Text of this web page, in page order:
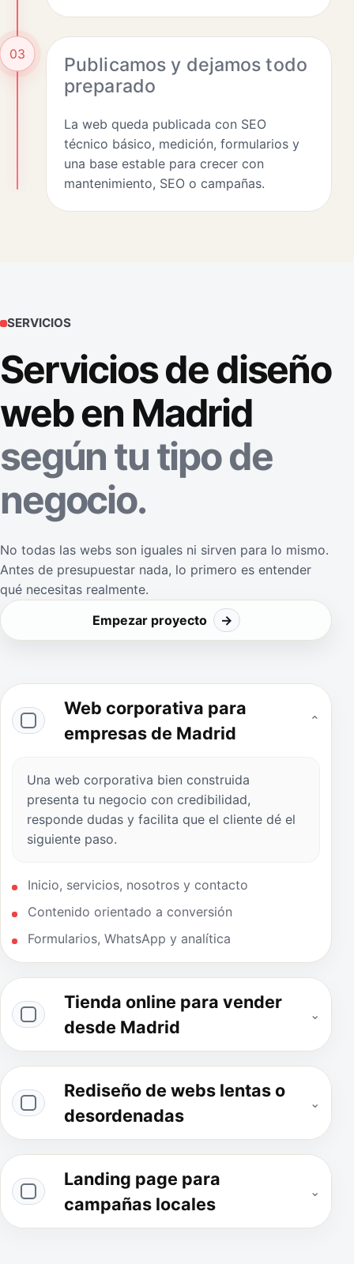
03
Publicamos y dejamos todo
preparado
La web queda publicada con SEO
técnico básico, medición, formularios y
una base estable para crecer con
mantenimiento, SEO o campañas.
SERVICIOS
Servicios de diseño
web en Madrid
según tu tipo de
negocio.
No todas las webs son iguales ni sirven para lo mismo.
Antes de presupuestar nada, lo primero es entender
qué necesitas realmente.
Empezar proyecto
→
Web corporativa para
empresas de Madrid
⌄
Una web corporativa bien construida
presenta tu negocio con credibilidad,
responde dudas y facilita que el cliente dé el
siguiente paso.
Inicio, servicios, nosotros y contacto
Contenido orientado a conversión
Formularios, WhatsApp y analítica
Tienda online para vender
desde Madrid
⌄
Rediseño de webs lentas o
desordenadas
⌄
Landing page para
campañas locales
⌄